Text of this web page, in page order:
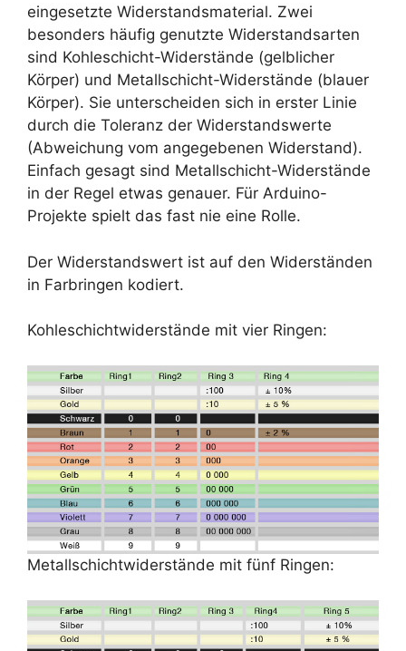
eingesetzte Widerstandsmaterial. Zwei
besonders häufig genutzte Widerstandsarten
sind Kohleschicht-Widerstände (gelblicher
Körper) und Metallschicht-Widerstände (blauer
Körper). Sie unterscheiden sich in erster Linie
durch die Toleranz der Widerstandswerte
(Abweichung vom angegebenen Widerstand).
Einfach gesagt sind Metallschicht-Widerstände
in der Regel etwas genauer. Für Arduino-
Projekte spielt das fast nie eine Rolle.
Der Widerstandswert ist auf den Widerständen
in Farbringen kodiert.
Kohleschichtwiderstände mit vier Ringen:
Metallschichtwiderstände mit fünf Ringen: